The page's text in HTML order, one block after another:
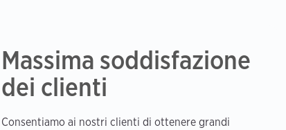
Massima soddisfazione
dei clienti
Consentiamo ai nostri clienti di ottenere grandi